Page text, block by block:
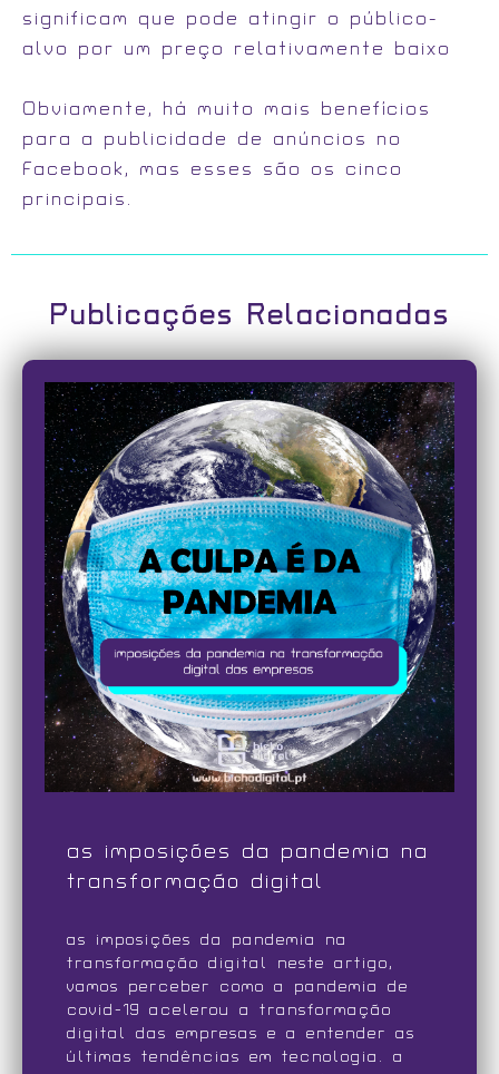
significam que pode atingir o público-
alvo por um preço relativamente baixo
Obviamente, há muito mais benefícios
para a publicidade de anúncios no
Facebook, mas esses são os cinco
principais.
Publicações Relacionadas
as imposições da pandemia na
transformação digital
as imposições da pandemia na
transformação digital neste artigo,
vamos perceber como a pandemia de
covid-19 acelerou a transformação
digital das empresas e a entender as
últimas tendências em tecnologia. a